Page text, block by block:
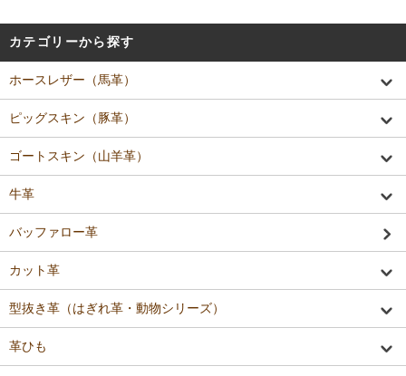
カテゴリーから探す
ホースレザー（馬革）
ピッグスキン（豚革）
ゴートスキン（山羊革）
牛革
バッファロー革
カット革
型抜き革（はぎれ革・動物シリーズ）
革ひも